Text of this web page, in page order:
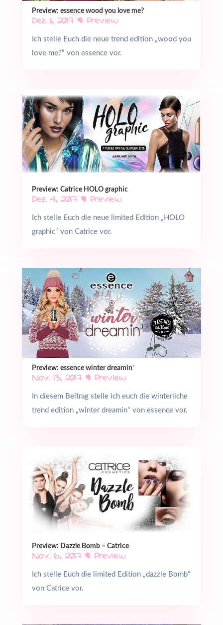
Preview: essence wood you love me?
Dez. 11, 2017| Preview
Ich stelle Euch die neue trend edition „wood you
love me?“ von essence vor.
Preview: Catrice HOLO graphic
Dez. 4, 2017| Preview
Ich stelle Euch die neue limited Edition „HOLO
graphic“ von Catrice vor.
Preview: essence winter dreamin‘
Nov. 13, 2017| Preview
In diesem Beitrag stelle ich euch die winterliche
trend edition „winter dreamin“ von essence vor.
Preview: Dazzle Bomb – Catrice
Nov. 6, 2017| Preview
Ich stelle Euch die limited Edition „dazzle Bomb“
von Catrice vor.